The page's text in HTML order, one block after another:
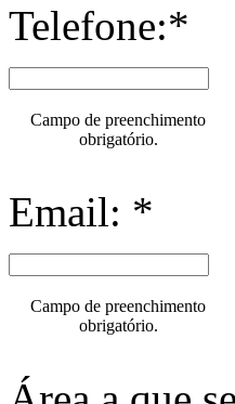
Telefone:*
Campo de preenchimento
obrigatório.
Email: *
Campo de preenchimento
obrigatório.